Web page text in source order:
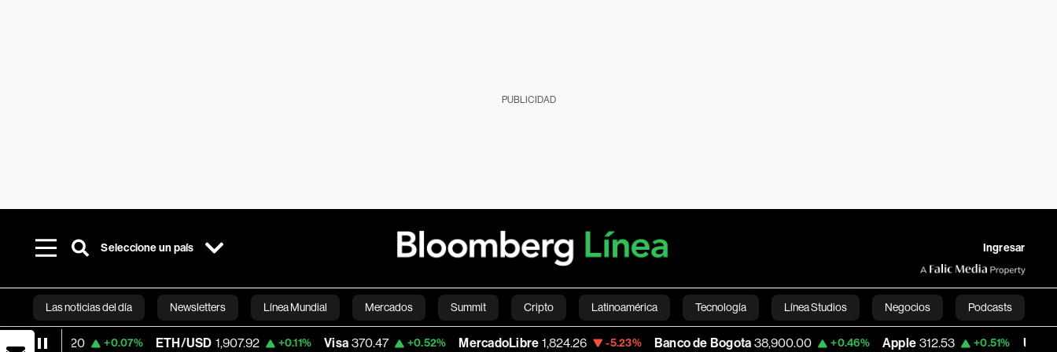
PUBLICIDAD
Seleccione un país Ingresar
Las noticias del día Newsletters Línea Mundial Mercados Summit Cripto Latinoamérica Tecnología Línea Studios Negocios Podcasts
Bloomberg Green Economía Estilo de vida Mundo Videos English
ETH/USD 1,907.92 +0.11% Visa 370.47 +0.52% MercadoLibre 1,824.26 -5.23% Banco de Bogota 38,900.00 +0.46% Apple 312.53 +0.51% USD COP 3,159.39